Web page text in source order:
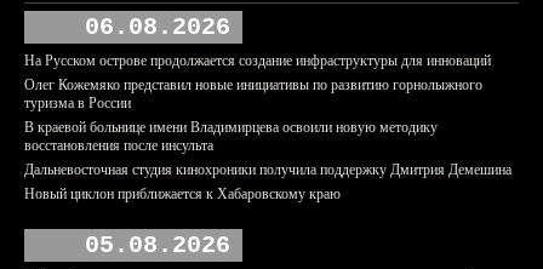
06.08.2026
На Русском острове продолжается создание инфраструктуры для инноваций
Олег Кожемяко представил новые инициативы по развитию горнолыжного
туризма в России
В краевой больнице имени Владимирцева освоили новую методику
восстановления после инсульта
Дальневосточная студия кинохроники получила поддержку Дмитрия Демешина
Новый циклон приближается к Хабаровскому краю
05.08.2026